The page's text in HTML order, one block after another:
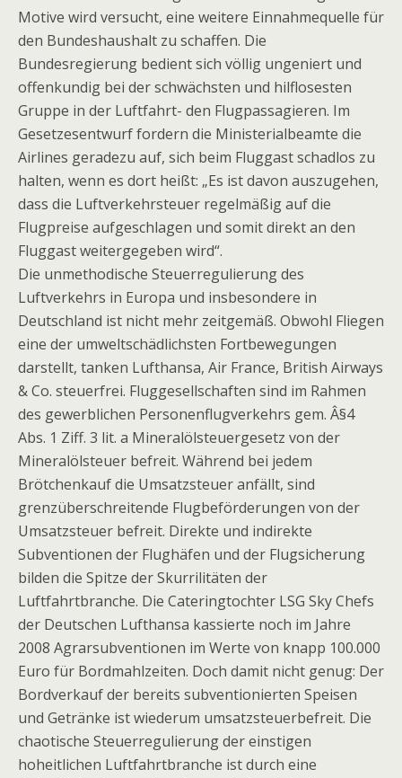
Motive wird versucht, eine weitere Einnahmequelle für
den Bundeshaushalt zu schaffen. Die
Bundesregierung bedient sich völlig ungeniert und
offenkundig bei der schwächsten und hilflosesten
Gruppe in der Luftfahrt- den Flugpassagieren. Im
Gesetzesentwurf fordern die Ministerialbeamte die
Airlines geradezu auf, sich beim Fluggast schadlos zu
halten, wenn es dort heißt: „Es ist davon auszugehen,
dass die Luftverkehrsteuer regelmäßig auf die
Flugpreise aufgeschlagen und somit direkt an den
Fluggast weitergegeben wird“.
Die unmethodische Steuerregulierung des
Luftverkehrs in Europa und insbesondere in
Deutschland ist nicht mehr zeitgemäß. Obwohl Fliegen
eine der umweltschädlichsten Fortbewegungen
darstellt, tanken Lufthansa, Air France, British Airways
& Co. steuerfrei. Fluggesellschaften sind im Rahmen
des gewerblichen Personenflugverkehrs gem. Â§4
Abs. 1 Ziff. 3 lit. a Mineralölsteuergesetz von der
Mineralölsteuer befreit. Während bei jedem
Brötchenkauf die Umsatzsteuer anfällt, sind
grenzüberschreitende Flugbeförderungen von der
Umsatzsteuer befreit. Direkte und indirekte
Subventionen der Flughäfen und der Flugsicherung
bilden die Spitze der Skurrilitäten der
Luftfahrtbranche. Die Cateringtochter LSG Sky Chefs
der Deutschen Lufthansa kassierte noch im Jahre
2008 Agrarsubventionen im Werte von knapp 100.000
Euro für Bordmahlzeiten. Doch damit nicht genug: Der
Bordverkauf der bereits subventionierten Speisen
und Getränke ist wiederum umsatzsteuerbefreit. Die
chaotische Steuerregulierung der einstigen
hoheitlichen Luftfahrtbranche ist durch eine